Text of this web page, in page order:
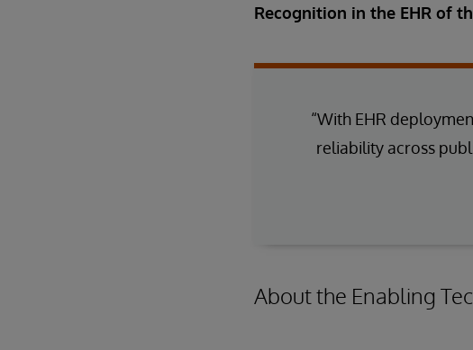
Recognition in the EHR of
“With EHR
reliability across
About the Enabling